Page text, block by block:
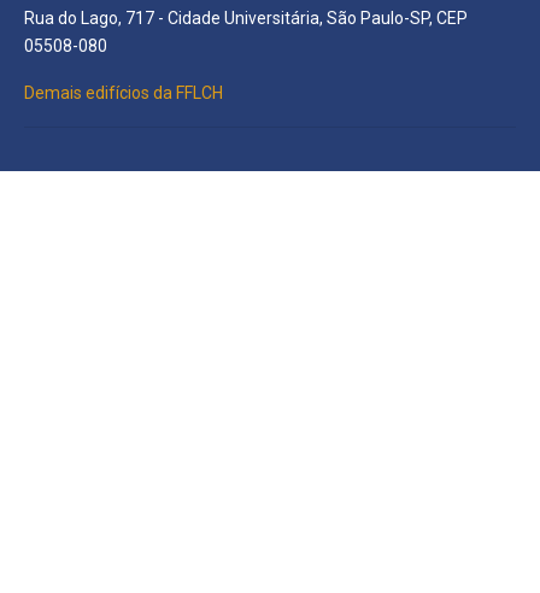
Rua do Lago, 717 - Cidade Universitária, São Paulo-SP, CEP
05508-080
Demais edifícios da FFLCH